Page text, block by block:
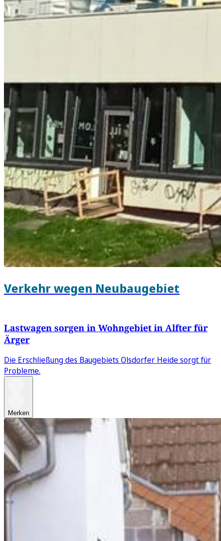
Verkehr wegen Neubaugebiet
Lastwagen sorgen in Wohngebiet in Alfter für
Ärger
Die Erschließung des Baugebiets Olsdorfer Heide sorgt für
Probleme.
Merken